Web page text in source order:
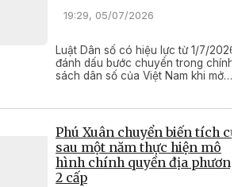
19:29, 05/07/2026
Luật Dân số có hiệu lực từ 1/7/2026
đánh dấu bước chuyển trong chính
sách dân số của Việt Nam khi mở
Phú Xuân chuyển biến tích
sau một năm thực hiện mô
hình chính quyền địa phương
2 cấp